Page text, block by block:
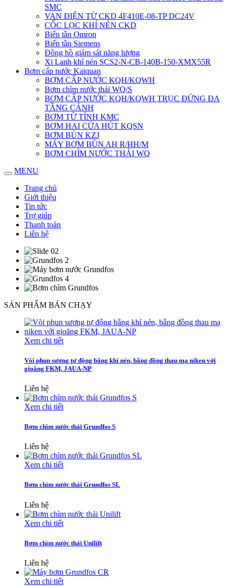
SMC
VAN ĐIỆN TỪ CKD 4F410E-08-TP DC24V
CỐC LỌC KHÍ NÉN CKD
Biến tần Omron
Biến tần Siemens
Đồng hồ giám sát năng lượng
Xi Lanh khí nén SCS2-N-CB-140B-150-XMX55R
Bơm cấp nước Kaiquan
BƠM CẤP NƯỚC KQH/KQWH
Bơm chìm nước thải WQ/S
BƠM CẤP NƯỚC KQH/KQWH TRỤC ĐỨNG ĐA
TẦNG CÁNH
BƠM TỪ TÍNH KMC
BƠM HAI CỬA HÚT KQSN
BƠM BÙN KZJ
MÁY BƠM BÙN AH R/HH/M
BƠM CHÌM NƯỚC THẢI WQ
MENU
Trang chủ
Giới thiệu
Tin tức
Trợ giúp
Thanh toán
Liên hệ
SẢN PHẨM BÁN CHẠY
Xem chi tiết
Vòi phun sương tự động bằng khí nén, bằng đồng thau mạ niken với
gioăng FKM, JAUA-NP
Liên hệ
Xem chi tiết
Bơm chìm nước thải Grundfos S
Liên hệ
Xem chi tiết
Bơm chìm nước thải Grundfos SL
Liên hệ
Xem chi tiết
Bơm chìm nước thải Unilift
Liên hệ
Xem chi tiết